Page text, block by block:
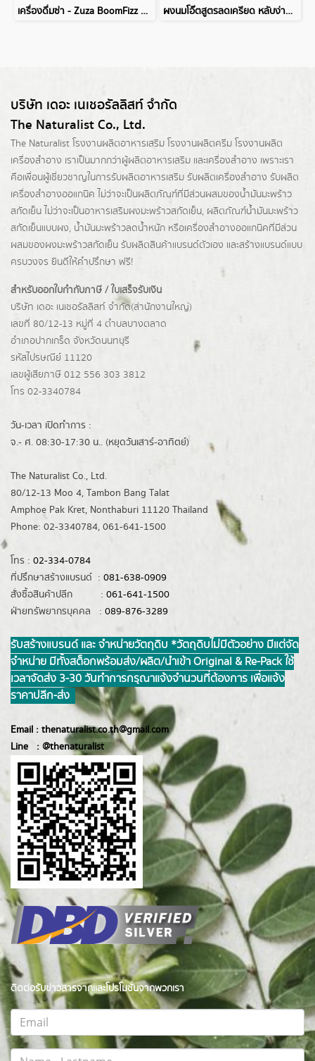
เครื่องดื่มซ่า - Zuza BoomFizz Drink Supplement Product ผงนมโอ๊ตสูตรลดเครียด หลับง่าย - Mooné Overnight oat milk powder
บริษัท เดอะ เนเชอรัลลิสท์ จำกัด
The Naturalist Co., Ltd.
The Naturalist โรงงานผลิตอาหารเสริม โรงงานผลิตครีม โรงงานผลิต
เครื่องสำอาง เราเป็นมากกว่าผู้ผลิตอาหารเสริม และเครื่องสำอาง เพราะเรา
คือเพื่อนผู้เชี่ยวชาญในการรับผลิตอาหารเสริม รับผลิตเครื่องสำอาง รับผลิต
เครื่องสำอางออแกนิค ไม่ว่าจะเป็นผลิตภัณฑ์ที่มีส่วนผสมของน้ำมันมะพร้าว
สกัดเย็น ไม่ว่าจะเป็นอาหารเสริมผงมะพร้าวสกัดเย็น, ผลิตภัณฑ์น้ำมันมะพร้าว
สกัดเย็นแบบผง, น้ำมันมะพร้าวลดน้ำหนัก หรือเครื่องสำอางออแกนิคที่มีส่วน
ผสมของผงมะพร้าวสกัดเย็น รับผลิตสินค้าแบรนด์ตัวเอง และสร้างแบรนด์แบบ
ครบวงจร ยินดีให้คำปรึกษา ฟรี!
สำหรับออกใบกำกับภาษี / ใบเสร็จรับเงิน
บริษัท เดอะ เนเชอรัลลิสท์ จำกัด(ส่านักงานใหญ่)
เลขที่ 80/12-13 หมู่ที่ 4 ตำบลบางตลาด
อำเภอปากเกร็ด จังหวัดนนทบุรี
รหัสไปรษณีย์ 11120
เลขผู้เสียภาษี 012 556 303 3812
โทร 02-3340784
วัน-เวลา เปิดทำการ :
จ.- ศ. 08:30-17:30 น.. (หยุดวันเสาร์-อาทิตย์)
The Naturalist Co., Ltd.
80/12-13 Moo 4, Tambon Bang Talat
Amphoe Pak Kret, Nonthaburi 11120 Thailand
Phone: 02-3340784, 061-641-1500
โทร : 02-334-0784
ที่ปรึกษาสร้างแบรนด์ : 081-638-0909
สั่งซื้อสินค้าปลีก : 061-641-1500
ฝ่ายทรัพยากรบุคคล : 089-876-3289
รับสร้างแบรนด์ และ จำหน่ายวัตถุดิบ *วัตถุดิบไม่มีตัวอย่าง มีแต่จัด
จำหน่าย มีทั้งสต็อกพร้อมส่ง/ผลิต/นำเข้า Original & Re-Pack ใช้
เวลาจัดส่ง 3-30 วันทำการ กรุณาแจ้งจำนวนที่ต้องการ เพื่อแจ้ง
ราคาปลีก-ส่ง
Email : thenaturalist.co.th@gmail.com
Line : @thenaturalist
ติดต่อรับข่าวสารจากและโปรโมชั่นจากพวกเรา